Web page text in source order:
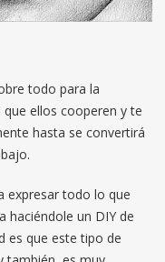
todo para la
ellos cooperen y te
hasta se convertirá
expresar todo lo que
haciéndole un DIY de
es que este tipo de